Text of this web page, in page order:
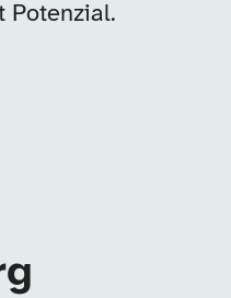
Potenzial.